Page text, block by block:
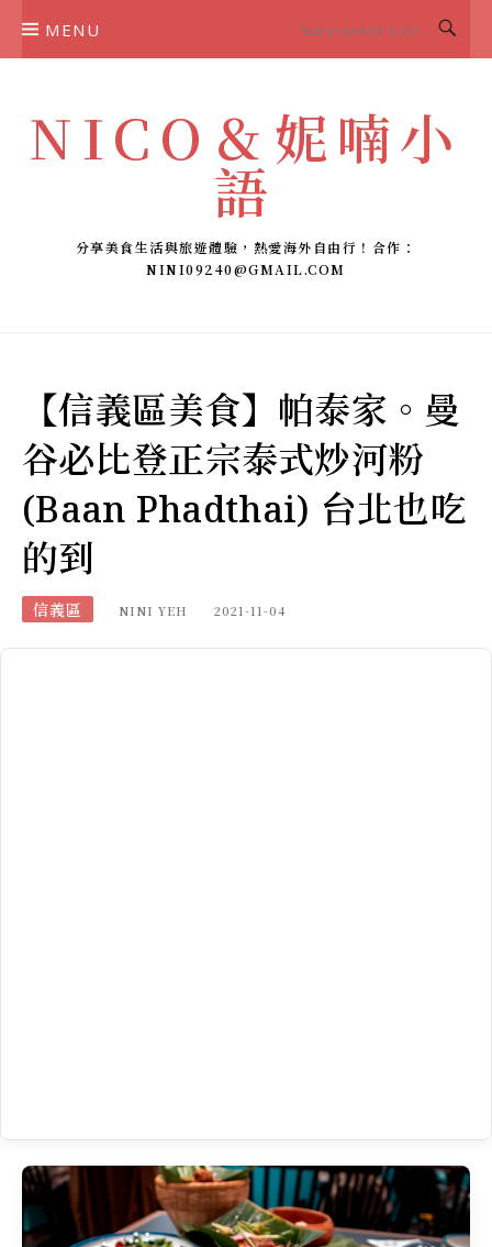
MENU
NICO＆妮喃小
語
分享美食生活與旅遊體驗，熱愛海外自由行！合作：
NINI09240@GMAIL.COM
【信義區美食】帕泰家。曼
谷必比登正宗泰式炒河粉
(Baan Phadthai) 台北也吃
的到
信義區 NINI YEH 2021-11-04